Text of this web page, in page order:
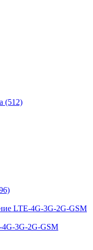
(512)
LTE-4G-3G-2G-GSM
3G-2G-GSM